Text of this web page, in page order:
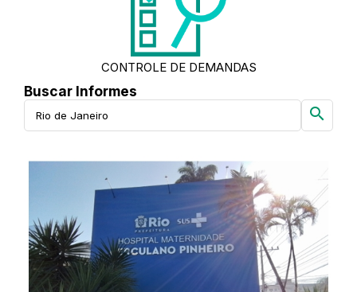
CONTROLE DE DEMANDAS
Buscar Informes
search